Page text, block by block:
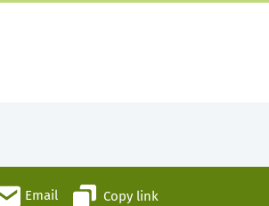
Email Copy link